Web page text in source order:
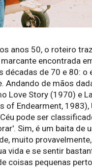
anos 50, o roteiro
encontrada
décadas de 70 e 80: o
Andando de mãos
Love Story (1970) e
of Endearment, 1983),
pode ser
Sim, é um baita de
muito
vida e se sentir
coisas pequenas